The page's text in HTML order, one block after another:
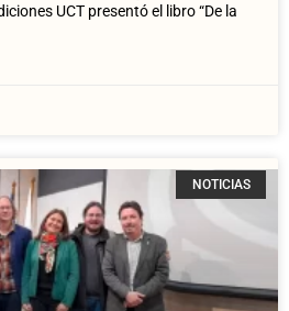
UCT presentó el libro “De la
NOTICIAS